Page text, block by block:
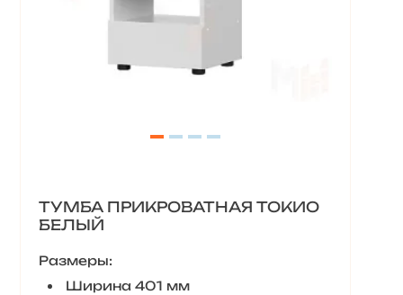
ТУМБА ПРИКРОВАТНАЯ ТОКИО
БЕЛЫЙ
Размеры:
Ширина 401 мм